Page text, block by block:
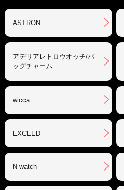
ASTRON
アデリアレトロウオッチ/バ
ッグチャーム
wicca
EXCEED
N watch